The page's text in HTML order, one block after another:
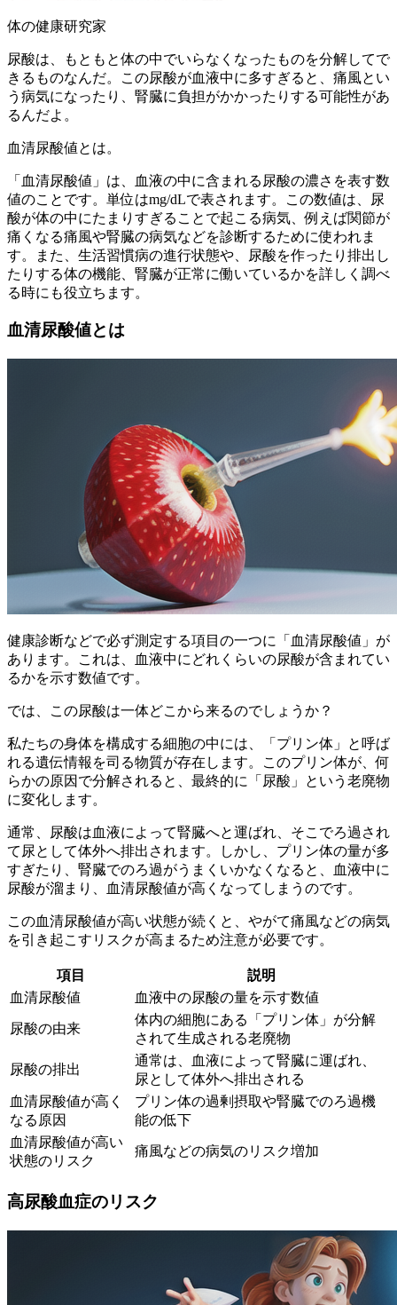
体の健康研究家
尿酸は、もともと体の中でいらなくなったものを分解してで
きるものなんだ。この尿酸が血液中に多すぎると、痛風とい
う病気になったり、腎臓に負担がかかったりする可能性があ
るんだよ。
血清尿酸値とは。
「血清尿酸値」は、血液の中に含まれる尿酸の濃さを表す数
値のことです。単位はmg/dLで表されます。この数値は、尿
酸が体の中にたまりすぎることで起こる病気、例えば関節が
痛くなる痛風や腎臓の病気などを診断するために使われま
す。また、生活習慣病の進行状態や、尿酸を作ったり排出し
たりする体の機能、腎臓が正常に働いているかを詳しく調べ
る時にも役立ちます。
血清尿酸値とは
健康診断などで必ず測定する項目の一つに「血清尿酸値」が
あります。これは、
血液中にどれくらいの尿酸が含まれてい
るかを示す数値です。
では、この尿酸は一体どこから来るのでしょうか？
私たちの身体を構成する細胞の中には、「プリン体」と呼ば
れる遺伝情報を司る物質が存在します。このプリン体が、何
らかの原因で分解されると、最終的に「尿酸」という老廃物
に変化します。
通常、尿酸は血液によって腎臓へと運ばれ、そこでろ過され
て尿として体外へ排出されます。しかし、 プリン体の量が多
すぎたり、腎臓でのろ過がうまくいかなくなると、血液中に
尿酸が溜まり、血清尿酸値が高くなってしまう のです。
この血清尿酸値が高い状態が続くと、やがて痛風などの病気
を引き起こすリスクが高まるため注意が必要です。
項目
説明
血清尿酸値
血液中の尿酸の量を示す数値
尿酸の由来
体内の細胞にある「プリン体」が分解
されて生成される老廃物
尿酸の排出
通常は、血液によって腎臓に運ばれ、
尿として体外へ排出される
血清尿酸値が高く
なる原因
プリン体の過剰摂取や腎臓でのろ過機
能の低下
血清尿酸値が高い
状態のリスク
痛風などの病気のリスク増加
高尿酸血症のリスク